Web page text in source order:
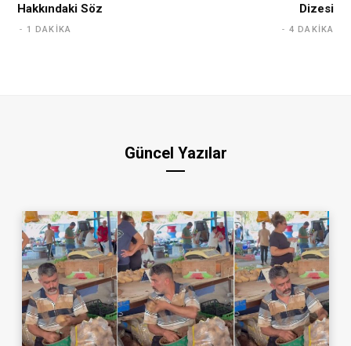
Hakkındaki Söz
1 DAKIKA
Dizesi
4 DAKIKA
Güncel Yazılar